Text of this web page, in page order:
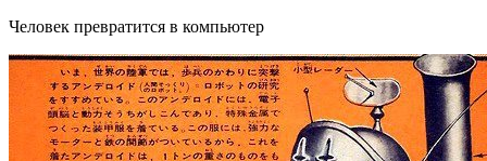
Человек превратится в компьютер